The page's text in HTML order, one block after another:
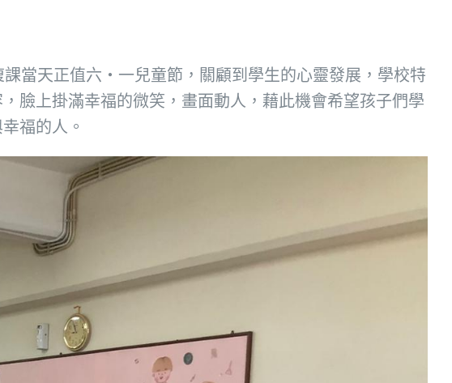
當天正值六‧一兒童節，關顧到學生的心靈發展，學校特
臉上掛滿幸福的微笑，畫面動人，藉此機會希望孩子們學
福的人。